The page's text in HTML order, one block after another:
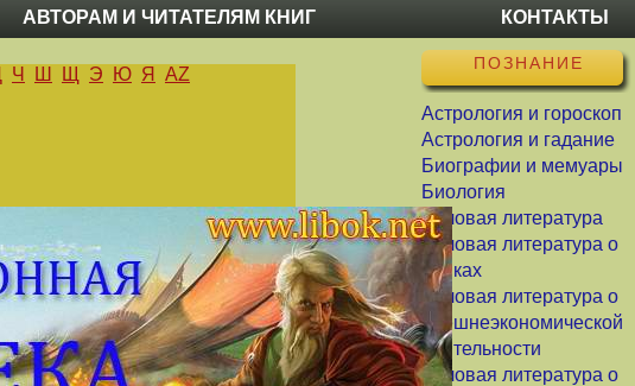
АВТОРАМ И ЧИТАТЕЛЯМ КНИГ КОНТАКТЫ
ПОЗНАНИЕ
Астрология и гороскоп
Астрология и гадание
Биографии и мемуары
Биология
Деловая литература
Деловая литература о
банках
Деловая литература о
внешнеэкономической
деятельности
Деловая литература о
Ч Ш Щ Э Ю Я AZ